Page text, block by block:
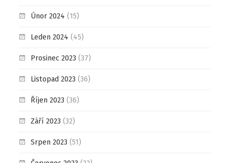
Únor 2024 (15)
Leden 2024 (45)
Prosinec 2023 (37)
Listopad 2023 (36)
Říjen 2023 (36)
Září 2023 (32)
Srpen 2023 (51)